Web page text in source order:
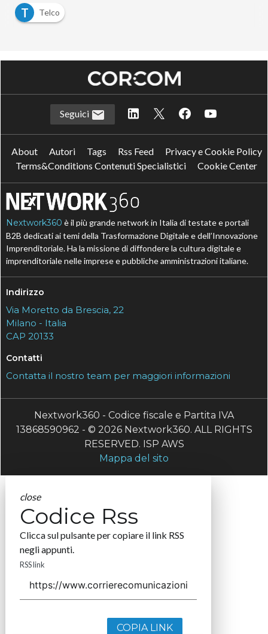
T
Telco
Seguici
About Autori Tags Rss Feed
Privacy e Cookie Policy
Terms&Conditions Contenuti Specialistici
Cookie Center
Nextwork360 è il più grande network in Italia di testate e portali
B2B dedicati ai temi della Trasformazione Digitale e dell’Innovazione
Imprenditoriale. Ha la missione di diffondere la cultura digitale e
imprenditoriale nelle imprese e pubbliche amministrazioni italiane.
Indirizzo
Via Moretto da Brescia, 22
Milano - Italia
CAP 20133
Contatti
Contatta il nostro team per maggiori informazioni
Nextwork360 - Codice fiscale e Partita IVA
13868590962 - © 2026 Nextwork360. ALL RIGHTS
RESERVED. ISP AWS
Mappa del sito
close
Codice Rss
Clicca sul pulsante per copiare il link RSS
negli appunti.
RSS link
COPIA LINK